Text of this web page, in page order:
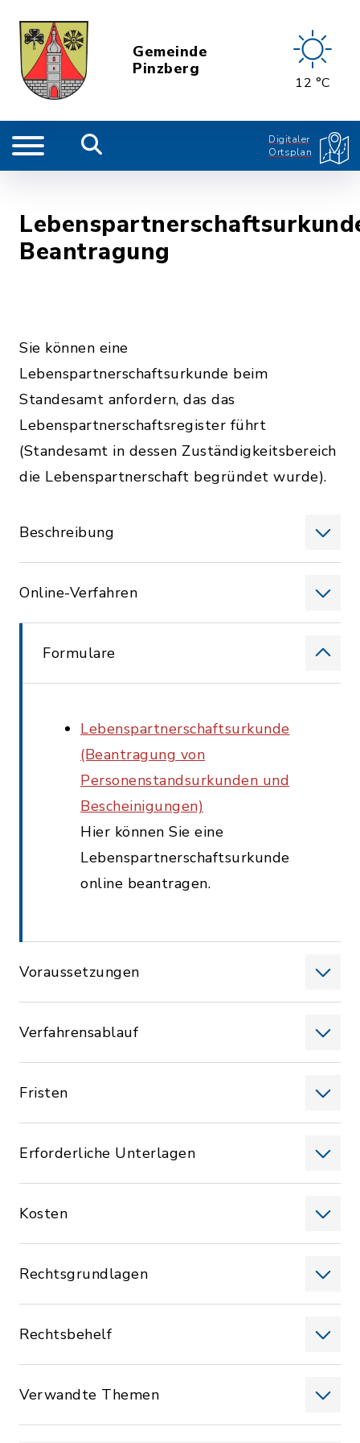
Gemeinde
Pinzberg
12 °C
Digitaler
Ortsplan
Beantragung
Sie können eine
Lebenspartnerschaftsurkunde beim
Standesamt anfordern, das das
Lebenspartnerschaftsregister führt
(Standesamt in dessen Zuständigkeitsbereich
die Lebenspartnerschaft begründet wurde).
Beschreibung
Online-Verfahren
Formulare
Lebenspartnerschaftsurkunde
(Beantragung von
Personenstandsurkunden und
Bescheinigungen)
Hier können Sie eine
Lebenspartnerschaftsurkunde
online beantragen.
Voraussetzungen
Verfahrensablauf
Fristen
Erforderliche Unterlagen
Kosten
Rechtsgrundlagen
Rechtsbehelf
Verwandte Themen